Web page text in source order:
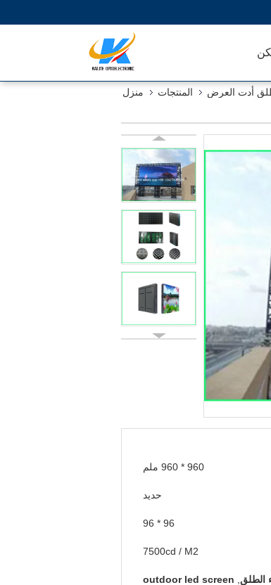
منزل المنتجات أدت العرض
960 * 960 ملم
حديد
96 * 96
7500cd / M2
الطلق
outdoor led screen